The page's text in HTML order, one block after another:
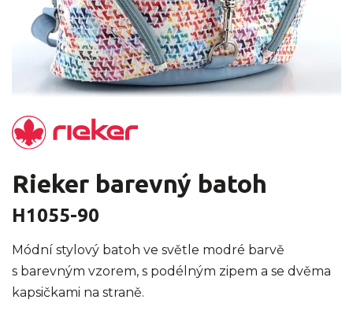
Rieker barevný batoh
H1055-90
Módní stylový batoh ve světle modré barvě
s barevným vzorem, s podélným zipem a se dvěma
kapsičkami na straně.